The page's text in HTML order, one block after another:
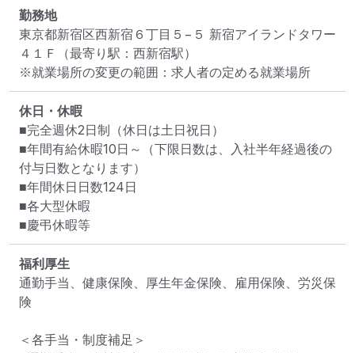
勤務地
東京都新宿区西新宿６丁目５−５ 新宿アイランドタワー
４１Ｆ
（最寄り駅：西新宿駅）
※就業場所の変更の範囲：求人者の定める就業場所
休日・休暇
■完全週休2日制（休日は土日祝日）
■年間有給休暇10日～（下限日数は、入社半年経過後の
付与日数となります）
■年間休日日数124日
■各大型休暇
■慶弔休暇等
福利厚生
通勤手当、健康保険、厚生年金保険、雇用保険、労災保
険
＜各手当・制度補足＞